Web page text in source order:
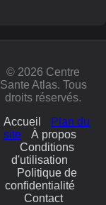
© 2026 Centre
Sante Atlas. Tous
droits réservés.
Accueil
Plan du
site
À propos
Conditions
d'utilisation
Politique de
confidentialité
Contact